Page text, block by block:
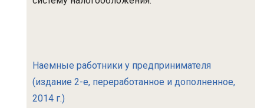
Наемные работники у предпринимателя
(издание 2-е, переработанное и дополненное,
2014 г.)